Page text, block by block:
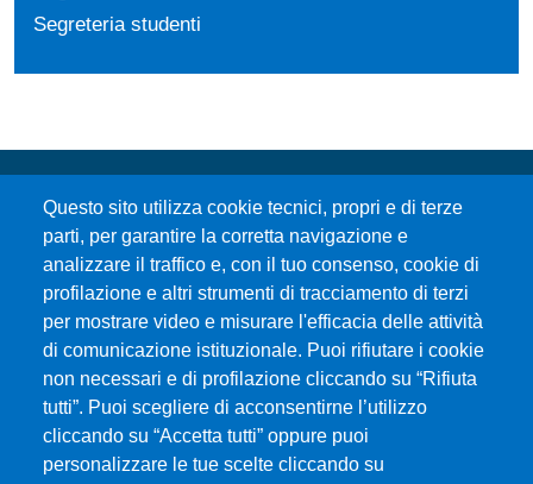
Segreteria studenti
Questo sito utilizza cookie tecnici, propri e di terze
parti, per garantire la corretta navigazione e
analizzare il traffico e, con il tuo consenso, cookie di
profilazione e altri strumenti di tracciamento di terzi
per mostrare video e misurare l'efficacia delle attività
di comunicazione istituzionale. Puoi rifiutare i cookie
non necessari e di profilazione cliccando su “Rifiuta
tutti”. Puoi scegliere di acconsentirne l’utilizzo
cliccando su “Accetta tutti” oppure puoi
personalizzare le tue scelte cliccando su
Università degli Studi di Messina
Piazza Pugliatti, 1 - 98122 Messina
Cod. Fiscale 80004070837
P.IVA 00724160833
Centralino: 090 676 1